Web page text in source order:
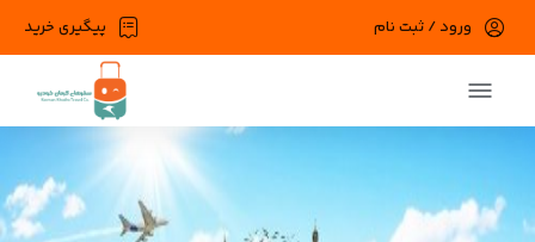
پیگیری خرید ورود / ثبت نام